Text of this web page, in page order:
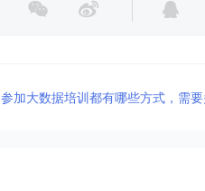
参加大数据培训都有哪些方式，需要